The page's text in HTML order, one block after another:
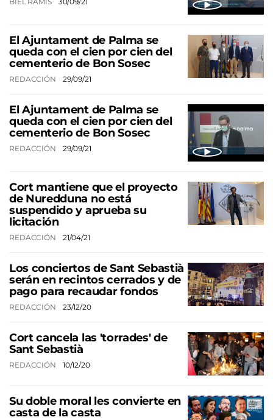
El Ajuntament de Palma se
queda con el cien por cien del
cementerio de Bon Sosec
REDACCIÓN 29/09/21
El Ajuntament de Palma se
queda con el cien por cien del
cementerio de Bon Sosec
REDACCIÓN 29/09/21
Cort mantiene que el proyecto
de Nuredduna no está
suspendido y aprueba su
licitación
REDACCIÓN 21/04/21
Los conciertos de Sant Sebastià
serán en recintos cerrados y de
pago para recaudar fondos
REDACCIÓN 23/12/20
Cort cancela las 'torrades' de
Sant Sebastià
REDACCIÓN 10/12/20
Su doble moral les convierte en
casta de la casta